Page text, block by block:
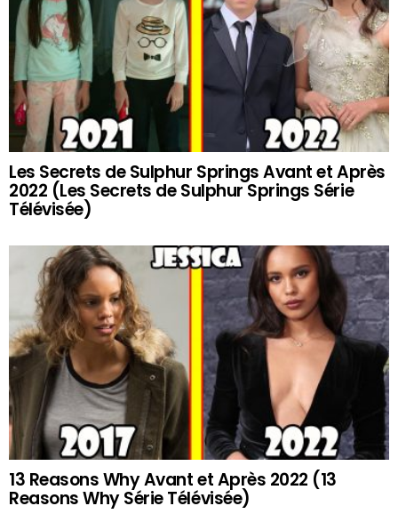
Les Secrets de Sulphur Springs Avant et Après
2022 (Les Secrets de Sulphur Springs Série
Télévisée)
13 Reasons Why Avant et Après 2022 (13
Reasons Why Série Télévisée)